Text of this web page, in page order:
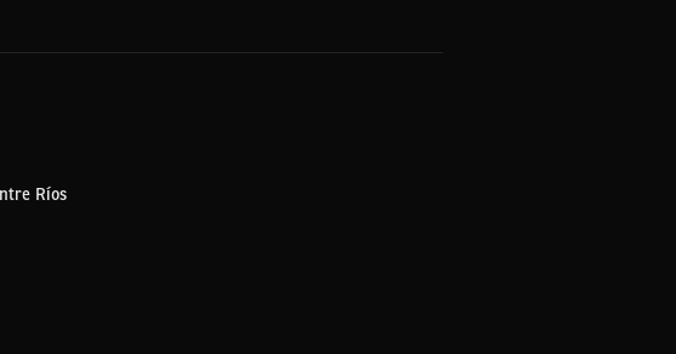
Ríos